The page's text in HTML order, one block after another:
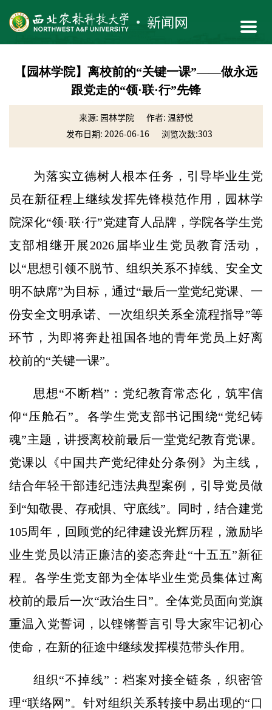
【园林学院】离校前的“关键一课”——做永远
跟党走的“领·联·行”先锋
来源: 园林学院
作者: 温舒悦
发布日期: 2026-06-16
浏览次数:303
为落实立德树人根本任务，引导毕业生党
员在新征程上继续发挥先锋模范作用，园林学
院深化“领·联·行”党建育人品牌，学院各学生党
支部相继开展2026届毕业生党员教育活动，
以“思想引领不脱节、组织关系不掉线、安全文
明不缺席”为目标，通过“最后一堂党纪党课、一
份安全文明承诺、一次组织关系全流程指导”等
环节，为即将奔赴祖国各地的青年党员上好离
校前的“关键一课”。
思想“不断档”：党纪教育常态化，筑牢信
仰“压舱石”。各学生党支部书记围绕“党纪铸
魂”主题，讲授离校前最后一堂党纪教育党课。
党课以《中国共产党纪律处分条例》为主线，
结合年轻干部违纪违法典型案例，引导党员做
到“知敬畏、存戒惧、守底线”。同时，结合建党
105周年，回顾党的纪律建设光辉历程，激励毕
业生党员以清正廉洁的姿态奔赴“十五五”新征
程。各学生党支部为全体毕业生党员集体过离
校前的最后一次“政治生日”。全体党员面向党旗
重温入党誓词，以铿锵誓言引导大家牢记初心
使命，在新的征途中继续发挥模范带头作用。
组织“不掉线”：档案对接全链条，织密管
理“联络网”。针对组织关系转接中易出现的“口